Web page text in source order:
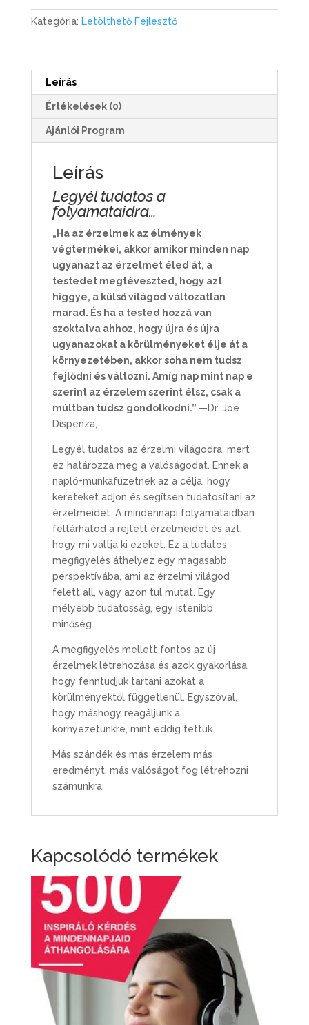
d
ű
e
n
y
-
L
i
t
e
Kategória: Letölthető Fejlesztő
Leírás
Értékelések (0)
Ajánlói Program
Leírás
Legyél tudatos a
folyamataidra…
„Ha az érzelmek az élmények
végtermékei, akkor amikor minden nap
ugyanazt az érzelmet éled át, a
testedet megtéveszted, hogy azt
higgye, a külső világod változatlan
marad. És ha a tested hozzá van
szoktatva ahhoz, hogy újra és újra
ugyanazokat a körülményeket élje át a
környezetében, akkor soha nem tudsz
fejlődni és változni. Amíg nap mint nap e
szerint az érzelem szerint élsz, csak a
múltban tudsz gondolkodni.” —Dr. Joe
Dispenza,
Legyél tudatos az érzelmi világodra, mert
ez határozza meg a valóságodat. Ennek a
napló+munkafüzetnek az a célja, hogy
kereteket adjon és segítsen tudatosítani az
érzelmeidet. A mindennapi folyamataidban
feltárhatod a rejtett érzelmeidet és azt,
hogy mi váltja ki ezeket. Ez a tudatos
megfigyelés áthelyez egy magasabb
perspektívába, ami az érzelmi világod
felett áll, vagy azon túl mutat. Egy
mélyebb tudatosság, egy istenibb
minőség.
A megfigyelés mellett fontos az új
érzelmek létrehozása és azok gyakorlása,
hogy fenntudjuk tartani azokat a
körülményektől függetlenül. Egyszóval,
hogy máshogy reagáljunk a
környezetünkre, mint eddig tettük.
Más szándék és más érzelem más
eredményt, más valóságot fog létrehozni
számunkra.
Kapcsolódó termékek